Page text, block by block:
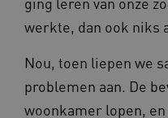
werkte, dan ook niks
Nou, toen liepen we
problemen aan. De
woonkamer lopen,